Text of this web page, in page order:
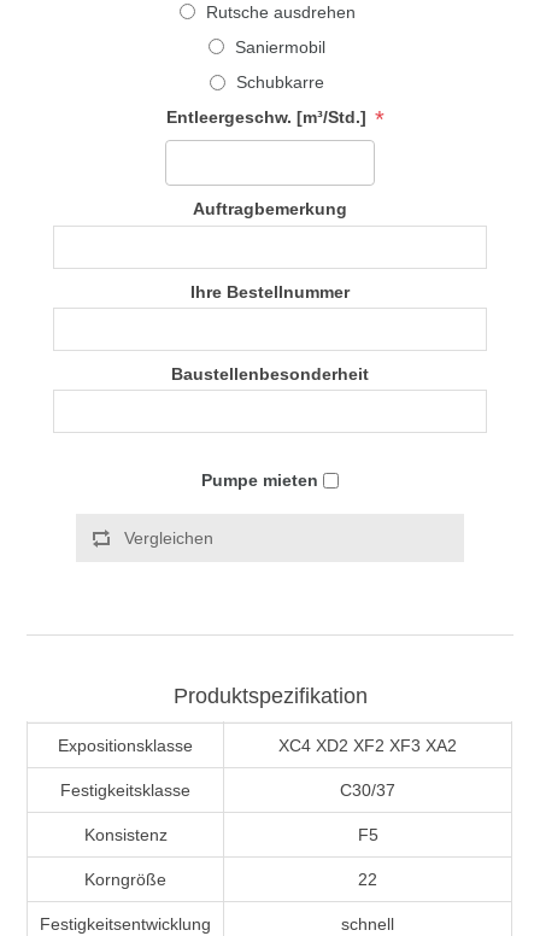
Rutsche ausdrehen
Saniermobil
Schubkarre
Entleergeschw. [m³/Std.] *
Auftragbemerkung
Ihre Bestellnummer
Baustellenbesonderheit
Pumpe mieten
Vergleichen
Produktspezifikation
Expositionsklasse XC4 XD2 XF2 XF3 XA2
Festigkeitsklasse C30/37
Konsistenz F5
Korngröße 22
Festigkeitsentwicklung schnell